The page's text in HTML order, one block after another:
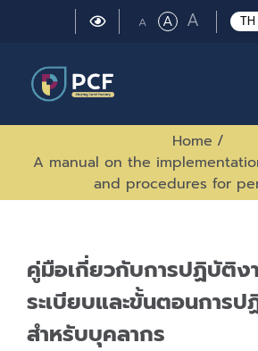
TH
A Small
ARegular
ALarge
font
Home /
A manual on the
and procedures for
คู่มือเกี่ยวกับการปฏิบัติง
ระเบียบและขั้นตอนการ
สำหรับบุคลากร